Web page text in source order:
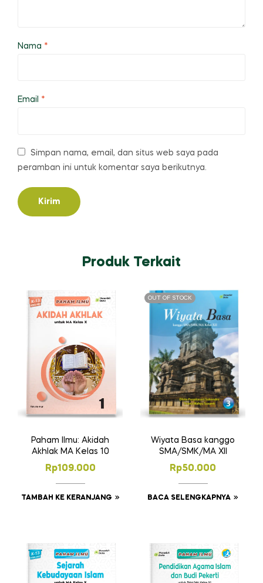
Nama *
Email *
Simpan nama, email, dan situs web saya pada
peramban ini untuk komentar saya berikutnya.
Produk Terkait
Paham Ilmu: Akidah
Akhlak MA Kelas 10
Rp109.000
TAMBAH KE KERANJANG
OUT OF STOCK
Wiyata Basa kanggo
SMA/SMK/MA XII
Rp50.000
BACA SELENGKAPNYA